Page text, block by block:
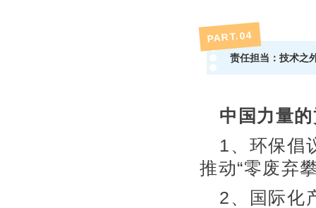
PART.04
责任担当：技术之
中国力量
1、环保倡
推动“零废弃
2、国际化